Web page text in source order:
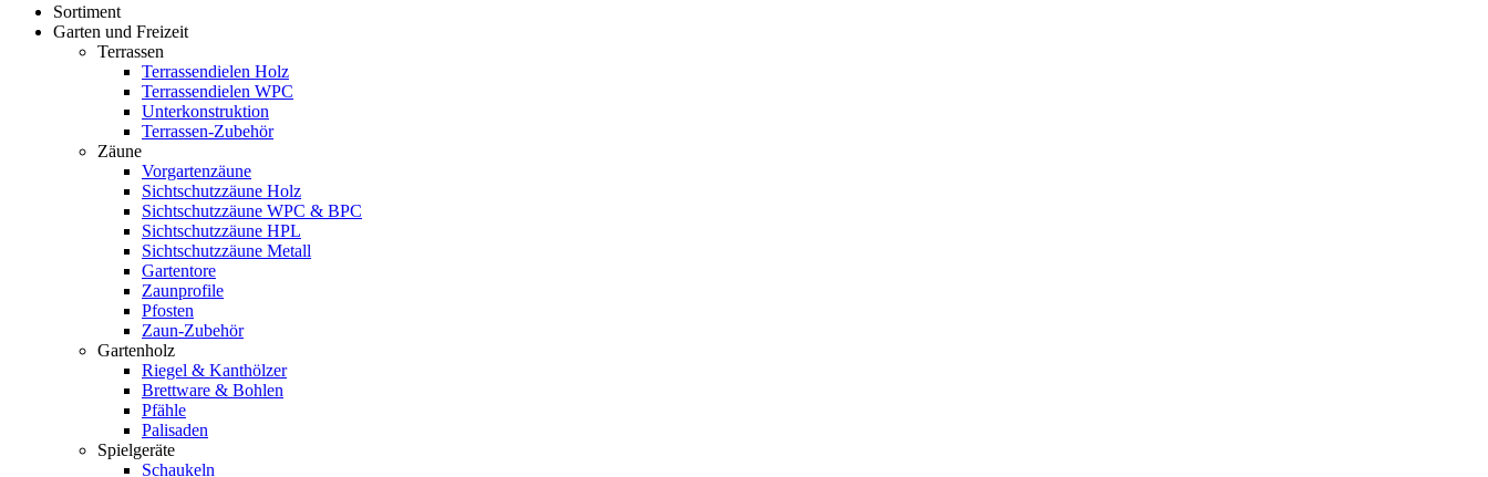
Sortiment
Garten und Freizeit
Terrassen
Terrassendielen Holz
Terrassendielen WPC
Unterkonstruktion
Terrassen-Zubehör
Zäune
Vorgartenzäune
Sichtschutzzäune Holz
Sichtschutzzäune WPC & BPC
Sichtschutzzäune HPL
Sichtschutzzäune Metall
Gartentore
Zaunprofile
Pfosten
Zaun-Zubehör
Gartenholz
Riegel & Kanthölzer
Brettware & Bohlen
Pfähle
Palisaden
Spielgeräte
Schaukeln